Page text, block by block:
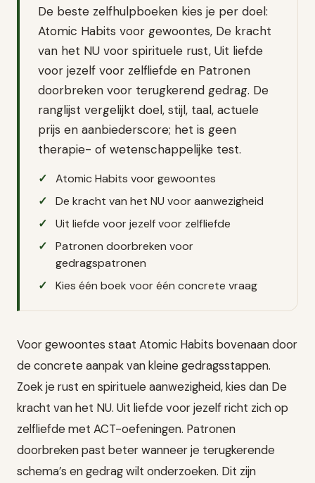
De beste zelfhulpboeken kies je per doel:
Atomic Habits voor gewoontes, De kracht
van het NU voor spirituele rust, Uit liefde
voor jezelf voor zelfliefde en Patronen
doorbreken voor terugkerend gedrag. De
ranglijst vergelijkt doel, stijl, taal, actuele
prijs en aanbiederscore; het is geen
therapie- of wetenschappelijke test.
Atomic Habits voor gewoontes
De kracht van het NU voor aanwezigheid
Uit liefde voor jezelf voor zelfliefde
Patronen doorbreken voor
gedragspatronen
Kies één boek voor één concrete vraag
Voor gewoontes staat Atomic Habits bovenaan door
de concrete aanpak van kleine gedragsstappen.
Zoek je rust en spirituele aanwezigheid, kies dan De
kracht van het NU. Uit liefde voor jezelf richt zich op
zelfliefde met ACT-oefeningen. Patronen
doorbreken past beter wanneer je terugkerende
schema’s en gedrag wilt onderzoeken. Dit zijn